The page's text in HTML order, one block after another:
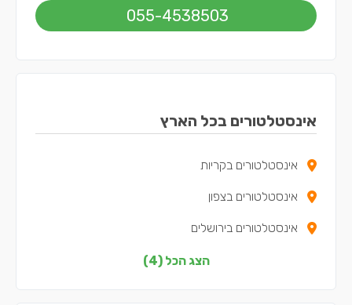
055-4538503
אינסטלטורים בכל הארץ
אינסטלטורים בקריות
אינסטלטורים בצפון
אינסטלטורים בירושלים
אינסטלטורים בתל אביבהצג הכל (4)